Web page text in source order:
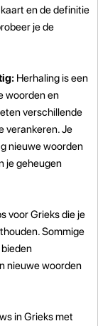
en de definitie
je de
Herhaling is een
woorden en
verschillende
verankeren. Je
nieuwe woorden
je geheugen
voor Grieks die je
Sommige
nieuwe woorden
in Grieks met